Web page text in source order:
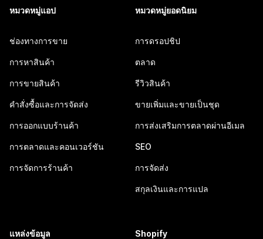
หมวดหมู่แอป
ช่องทางการขาย
การหาสินค้า
การขายสินค้า
คำสั่งซื้อและการจัดส่ง
การออกแบบร้านค้า
การตลาดและคอนเวอร์ชัน
การจัดการร้านค้า
หมวดหมู่ยอดนิยม
การดรอปชิป
ตลาด
รีวิวสินค้า
ขายเพิ่มและขายเป็นชุด
การส่งเสริมการตลาดผ่านอีเมล
SEO
การจัดส่ง
สกุลเงินและการแปล
แหล่งข้อมูล Shopify